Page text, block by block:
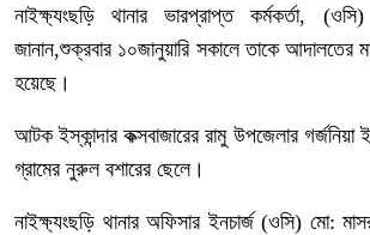
নাইক্ষ্যংছড়ি থানার ভারপ্রাপ্ত কর্মকর্তা,
জানান,শুক্রবার ১০জানুয়ারি সকালে তাকে আদালতের
হয়েছে।
আটক ইস্কান্দার কক্সবাজারের রামু উপজেলার গর্জনিয়া
গ্রামের নুরুল বশারের ছেলে।
নাইক্ষ্যংছড়ি থানার অফিসার ইনচার্জ (ওসি) মো: